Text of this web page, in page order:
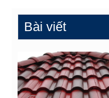
Bài viết